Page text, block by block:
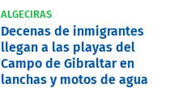
ALGECIRAS
Decenas de inmigrantes
llegan a las playas del
Campo de Gibraltar en
lanchas y motos de agua